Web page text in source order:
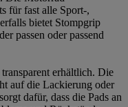
für fast alle Sport-,
bietet Stompgrip
passen oder passend
erhältlich. Die
auf die Lackierung oder
dafür, dass die Pads an